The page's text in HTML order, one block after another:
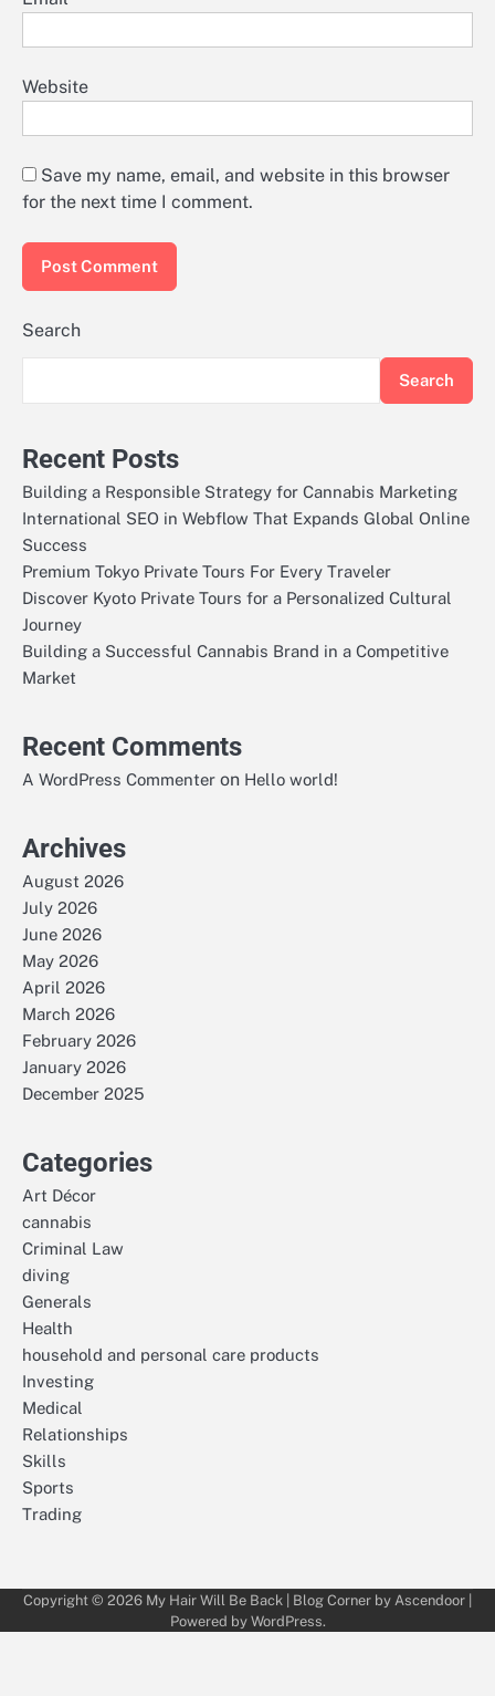
Website
Save my name, email, and website in this browser
for the next time I comment.
Search
Search
Recent Posts
Building a Responsible Strategy for Cannabis Marketing
International SEO in Webflow That Expands Global Online
Success
Premium Tokyo Private Tours For Every Traveler
Discover Kyoto Private Tours for a Personalized Cultural
Journey
Building a Successful Cannabis Brand in a Competitive
Market
Recent Comments
A WordPress Commenter on Hello world!
Archives
August 2026
July 2026
June 2026
May 2026
April 2026
March 2026
February 2026
January 2026
December 2025
Categories
Art Décor
cannabis
Criminal Law
diving
Generals
Health
household and personal care products
Investing
Medical
Relationships
Skills
Sports
Trading
Copyright © 2026 My Hair Will Be Back | Blog Corner by Ascendoor
Powered by WordPress.